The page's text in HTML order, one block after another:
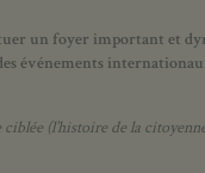
un foyer important et
événements
(l’histoire de la